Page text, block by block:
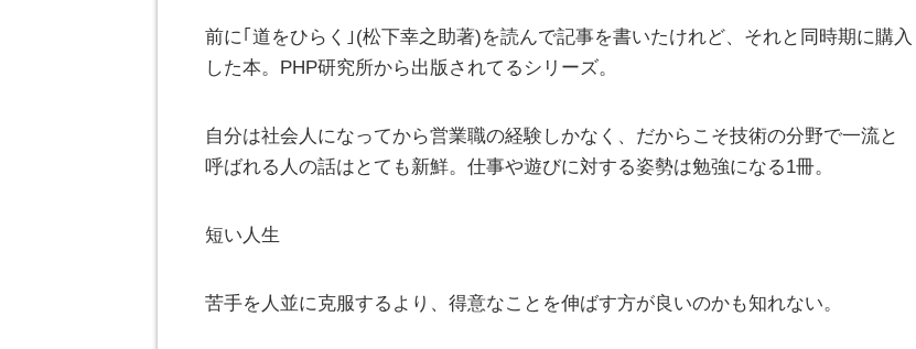
前に｢道をひらく｣(松下幸之助著)を読んで記事を書いたけれど、それと同時期に購入
した本。PHP研究所から出版されてるシリーズ。
自分は社会人になってから営業職の経験しかなく、だからこそ技術の分野で一流と
呼ばれる人の話はとても新鮮。仕事や遊びに対する姿勢は勉強になる1冊。
短い人生
苦手を人並に克服するより、得意なことを伸ばす方が良いのかも知れない。